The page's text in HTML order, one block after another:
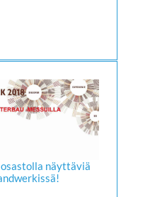
näyttäviä